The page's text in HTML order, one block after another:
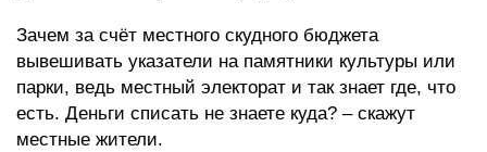
Зачем за счёт местного скудного бюджета
вывешивать указатели на памятники культуры или
парки, ведь местный электорат и так знает где, что
есть. Деньги списать не знаете куда? – скажут
местные жители.